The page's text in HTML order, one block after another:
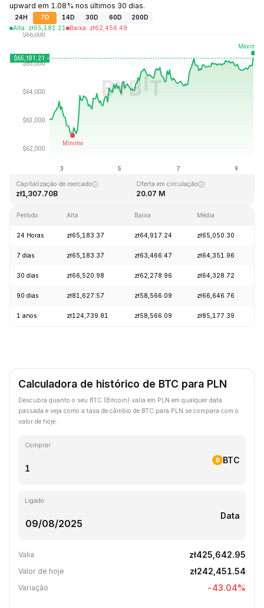
upward em 1.08% nos últimos 30 dias.
24H 7D 14D 30D 60D
200D
Alta: zł65,181.21 Baixa: zł62,456.49
Última atualização: 2026-08-09, 14:08 GMT+0
zł126,080.00
Capitalização de mercado
zł1,307.70B
Oferta em circulação
20.07 M
Período Alta Baixa Média
24 Horas zł65,183.37 zł64,917.24 zł65,050.30
7 dias zł65,183.37 zł63,466.47 zł64,351.96
30 dias zł66,520.98 zł62,278.96 zł64,328.72
90 dias zł81,627.57 zł58,566.09 zł66,646.76
1 anos zł124,739.81 zł58,566.09 zł85,177.39
Calculadora de histórico de BTC para PLN
Descubra quanto o seu BTC (Bitcoin) valia em PLN em qualquer data
passada e veja como a taxa de câmbio de BTC para PLN se compara com o
valor de hoje.
Comprar
BTC
Ligado
Data
Valia zł425,642.95
Valor de hoje zł242,451.54
Variação -43.04%